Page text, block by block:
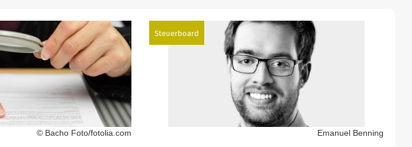
© Bacho Foto/fotolia.com
Steuerboard
Emanuel Benning